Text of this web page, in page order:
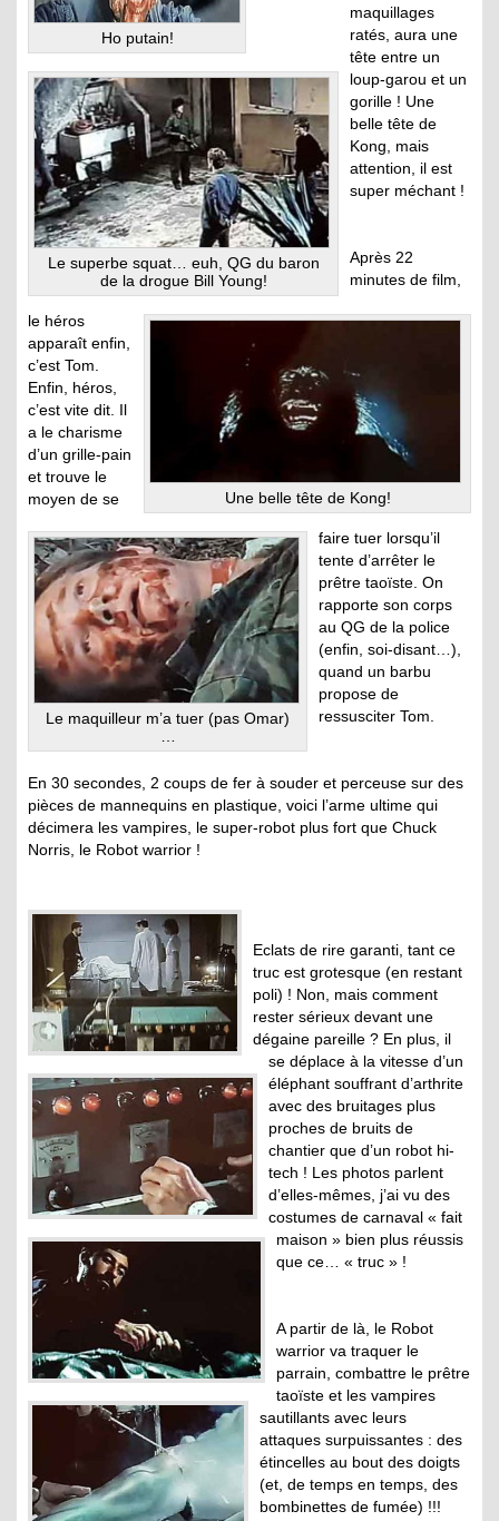
Ho putain!
Le superbe squat… euh, QG du baron
de la drogue Bill Young!
Une belle tête de Kong!
maquillages
ratés, aura une
tête entre un
loup-garou et un
gorille ! Une
belle tête de
Kong, mais
attention, il est
super méchant !
Le maquilleur m’a tuer (pas Omar)
…
Après 22
minutes de film,
le héros
apparaît enfin,
c’est Tom.
Enfin, héros,
c’est vite dit. Il
a le charisme
d’un grille-pain
et trouve le
moyen de se
faire tuer lorsqu’il
tente d’arrêter le
prêtre taoïste. On
rapporte son corps
au QG de la police
(enfin, soi-disant…),
quand un barbu
propose de
ressusciter Tom.
En 30 secondes, 2 coups de fer à souder et perceuse sur des
pièces de mannequins en plastique, voici l’arme ultime qui
décimera les vampires, le super-robot plus fort que Chuck
Norris, le Robot warrior !
Eclats de rire garanti, tant ce
truc est grotesque (en restant
poli) ! Non, mais comment
rester sérieux devant une
dégaine pareille ? En plus, il
se déplace à la vitesse d’un
éléphant souffrant d’arthrite
avec des bruitages plus
proches de bruits de
chantier que d’un robot hi-
tech ! Les photos parlent
d’elles-mêmes, j’ai vu des
costumes de carnaval « fait
maison » bien plus réussis
que ce… « truc » !
A partir de là, le Robot
warrior va traquer le
parrain, combattre le prêtre
taoïste et les vampires
sautillants avec leurs
attaques surpuissantes : des
étincelles au bout des doigts
(et, de temps en temps, des
bombinettes de fumée) !!!